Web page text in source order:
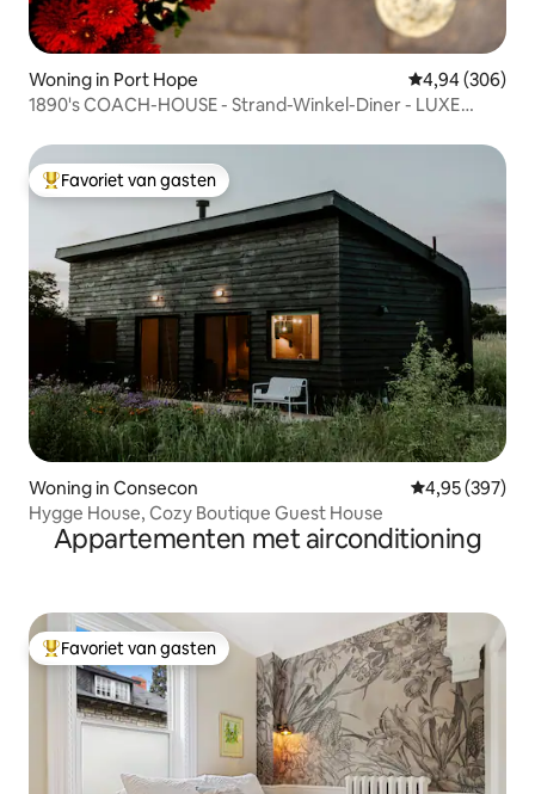
Woning in Port Hope Gemiddelde
4,94 (306)
1890's COACH-HOUSE - Strand-Winkel-Diner - LUXE
Topfavoriet van gasten
Favoriet van gasten
Woning in Consecon Gemiddelde
4,95 (397)
Hygge House, Cozy Boutique Guest House
Appartementen met airconditioning
Topfavoriet van gasten
Favoriet van gasten